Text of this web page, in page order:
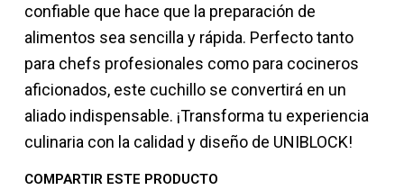
confiable que hace que la preparación de
alimentos sea sencilla y rápida. Perfecto tanto
para chefs profesionales como para cocineros
aficionados, este cuchillo se convertirá en un
aliado indispensable. ¡Transforma tu experiencia
culinaria con la calidad y diseño de UNIBLOCK!
COMPARTIR ESTE PRODUCTO